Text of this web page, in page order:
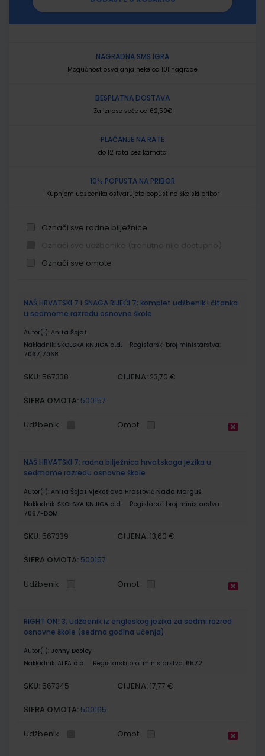
NAGRADNA SMS IGRA
Mogućnost osvajanja neke od 101 nagrade
BESPLATNA DOSTAVA
Za iznose veće od 62,50€
PLAĆANJE NA RATE
do 12 rata bez kamata
10% POPUSTA NA PRIBOR
Kupnjom udžbenika ostvarujete popust na školski pribor
Označi sve radne bilježnice
Označi sve omote
proizvodi
NAŠ HRVATSKI 7 i SNAGA RIJEČI 7; komplet udžbenik i čitanka
u sedmome razredu osnovne škole
Autor(i): Anita Šojat
Nakladnik: ŠKOLSKA KNJIGA d.d.
Registarski broj ministarstva:
7067;7068
SKU: 567338 CIJENA: 23,70 €
ŠIFRA OMOTA: 500157
Udžbenik Omot
NAŠ HRVATSKI 7; radna bilježnica hrvatskoga jezika u
sedmome razredu osnovne škole
Autor(i): Anita Šojat Vjekoslava Hrastović Nada Marguš
Nakladnik: ŠKOLSKA KNJIGA d.d.
Registarski broj ministarstva:
7067-DOM
SKU: 567339 CIJENA: 13,60 €
ŠIFRA OMOTA: 500157
Udžbenik Omot
RIGHT ON! 3; udžbenik iz engleskog jezika za sedmi razred
osnovne škole (sedma godina učenja)
Autor(i): Jenny Dooley
Nakladnik: ALFA d.d. Registarski broj ministarstva: 6572
SKU: 567345 CIJENA: 17,77 €
ŠIFRA OMOTA: 500165
Udžbenik Omot